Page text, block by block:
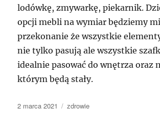
lodówkę, zmywarkę, piekarnik.
opcji mebli na wymiar będziemy
przekonanie że wszystkie
nie tylko pasują ale wszystkie
idealnie pasować do wnętrza oraz
którym będą stały.
Data
2 marca 2021 Kategorie
zdrowie